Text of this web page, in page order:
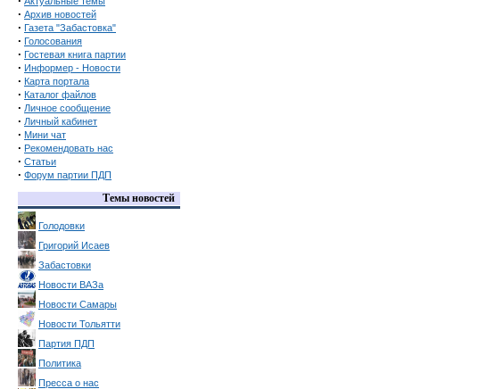
· Архив новостей
· Газета "Забастовка"
· Голосования
· Гостевая книга партии
· Информер - Новости
· Карта портала
· Каталог файлов
· Личное сообщение
· Личный кабинет
· Мини чат
· Рекомендовать нас
· Статьи
· Форум партии ПДП
Темы новостей
Голодовки
Григорий Исаев
Забастовки
Новости ВАЗа
Новости Самары
Новости Тольятти
Партия ПДП
Политика
Пресса о нас